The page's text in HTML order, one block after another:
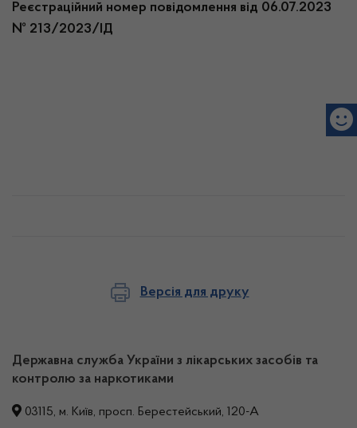
Реєстраційний номер повідомлення від 06.07.2023
№ 213/2023/ІД
Версія для друку
Державна служба України з лікарських засобів та
контролю за наркотиками
03115, м. Київ, просп. Берестейський, 120-А